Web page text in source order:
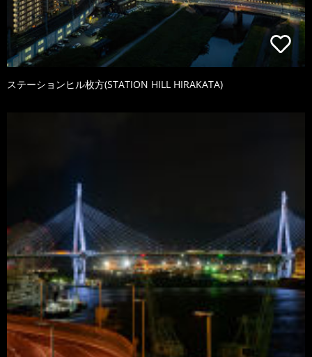
ステーションヒル枚方(STATION HILL HIRAKATA)